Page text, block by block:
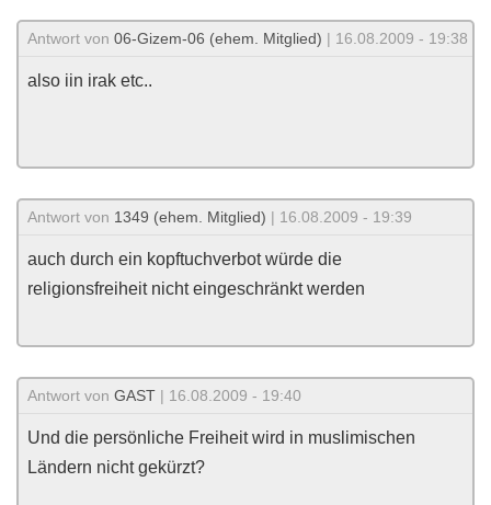
Antwort von 06-Gizem-06 (ehem. Mitglied) | 16.08.2009 - 19:38
also iin irak etc..
Antwort von 1349 (ehem. Mitglied) | 16.08.2009 - 19:39
auch durch ein kopftuchverbot würde die
religionsfreiheit nicht eingeschränkt werden
Antwort von GAST | 16.08.2009 - 19:40
Und die persönliche Freiheit wird in muslimischen
Ländern nicht gekürzt?